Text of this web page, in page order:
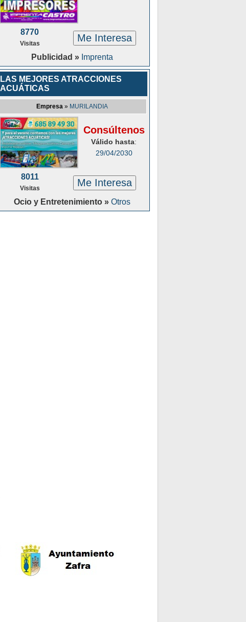
8770
Visitas Me Interesa
Publicidad » Imprenta
LAS MEJORES ATRACCIONES
ACUÁTICAS
Empresa » MURILANDIA
Consúltenos
Válido hasta:
29/04/2030
8011
Visitas Me Interesa
Ocio y Entretenimiento » Otros